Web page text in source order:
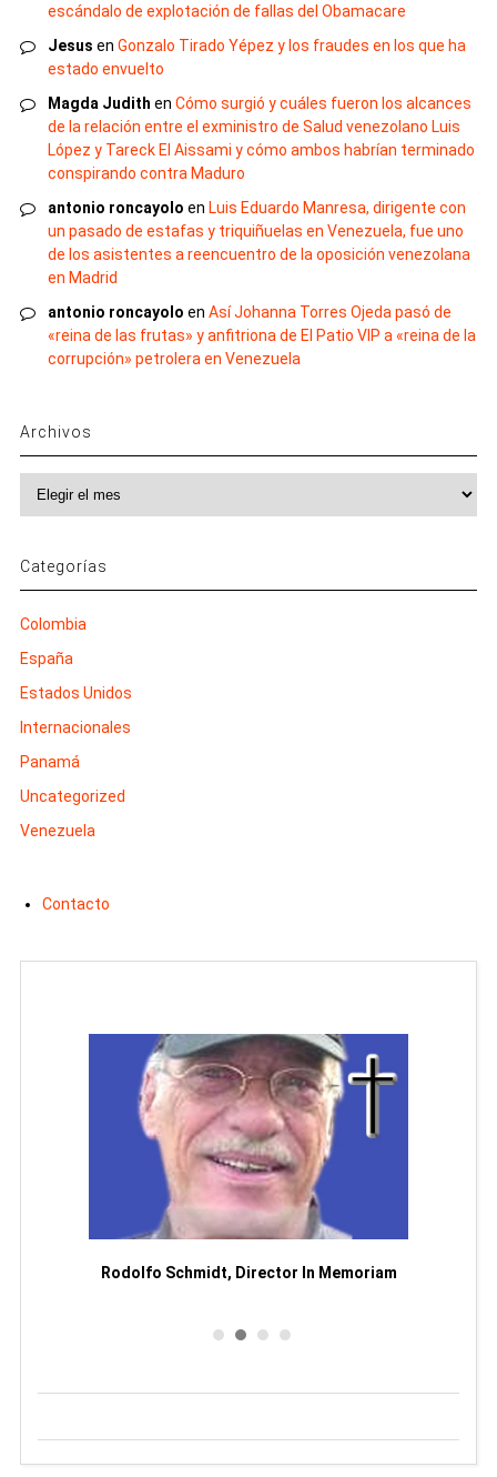
escándalo de explotación de fallas del Obamacare
Jesus en Gonzalo Tirado Yépez y los fraudes en los que ha
estado envuelto
Magda Judith en Cómo surgió y cuáles fueron los alcances
de la relación entre el exministro de Salud venezolano Luis
López y Tareck El Aissami y cómo ambos habrían terminado
conspirando contra Maduro
antonio roncayolo en Luis Eduardo Manresa, dirigente con
un pasado de estafas y triquiñuelas en Venezuela, fue uno
de los asistentes a reencuentro de la oposición venezolana
en Madrid
antonio roncayolo en Así Johanna Torres Ojeda pasó de
«reina de las frutas» y anfitriona de El Patio VIP a «reina de la
corrupción» petrolera en Venezuela
Archivos
Categorías
Colombia
España
Estados Unidos
Internacionales
Panamá
Uncategorized
Venezuela
Contacto
Rodolfo Schmidt, Director In Memoriam